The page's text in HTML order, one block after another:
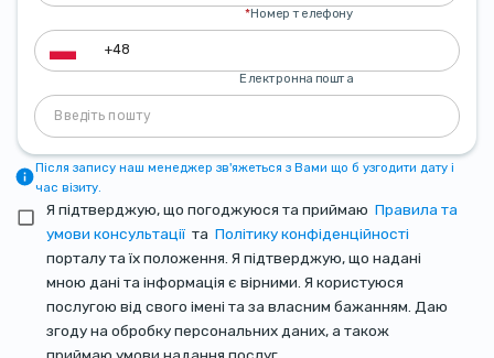
Номер телефону
*
Електронна пошта
Після запису наш менеджер зв'яжеться з Вами що б узгодити дату і
час візиту.
Я підтверджую, що погоджуюся та приймаю Правила та
умови консультації та Політику конфіденційності
порталу та їх положення. Я підтверджую, що надані
мною дані та інформація є вірними. Я користуюся
послугою від свого імені та за власним бажанням. Даю
згоду на обробку персональних даних, а також